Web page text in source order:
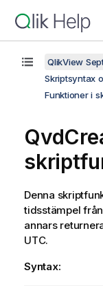
QlikView
Skriptsyntax
Funktioner i
Denna
tidsstämpel
annars
UTC.
Syntax: